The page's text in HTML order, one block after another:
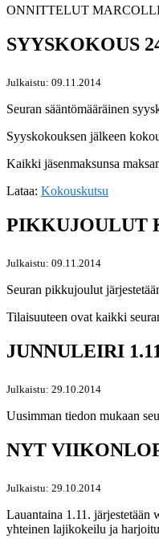
ONNITTELUT
SYYSKOKOUS
Julkaistu: 09.11.2014
Seuran sääntömääräinen
Syyskokouksen jälkeen
Kaikki jäsenmaksunsa
Lataa: Kokouskutsu
PIKKUJOULUT
Julkaistu: 09.11.2014
Seuran pikkujoulut
Tilaisuuteen ovat kaikki
JUNNULEIRI
Julkaistu: 29.10.2014
Uusimman tiedon mukaan
NYT
Julkaistu: 29.10.2014
Lauantaina 1.11.
yhteinen lajikokeilu ja